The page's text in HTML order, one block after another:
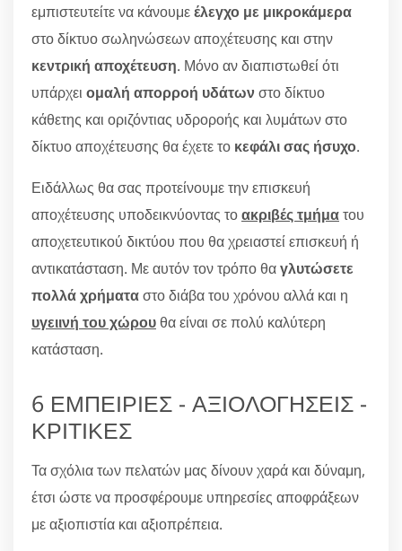
εμπιστευτείτε να κάνουμεέλεγχο με μικροκάμερα
στο δίκτυο σωληνώσεων αποχέτευσης και στην
κεντρική αποχέτευση. Μόνο αν διαπιστωθεί ότι
υπάρχει ομαλή απορροή υδάτωνστο δίκτυο
κάθετης και οριζόντιας υδροροής και λυμάτων στο
δίκτυο αποχέτευσης θα έχετε το κεφάλι σας ήσυχο.
Ειδάλλως θα σας προτείνουμε την επισκευή
αποχέτευσης υποδεικνύοντας τοακριβές τμήματου
αποχετευτικού δικτύου που θα χρειαστεί επισκευή ή
αντικατάσταση. Με αυτόν τον τρόπο θαγλυτώσετε
πολλά χρήματαστο διάβα του χρόνου αλλά και η
υγειινή του χώρουθα είναι σε πολύ καλύτερη
κατάσταση.
6 ΕΜΠΕΙΡΙΕΣ - ΑΞΙΟΛΟΓΗΣΕΙΣ -
ΚΡΙΤΙΚΕΣ
Τα σχόλια των πελατών μας δίνουν χαρά και δύναμη,
έτσι ώστε να προσφέρουμε υπηρεσίες αποφράξεων
με αξιοπιστία και αξιοπρέπεια.